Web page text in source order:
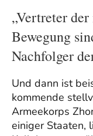
„Vertreter
Bewegung
Nachfolger
Und dann ist
kommende
Armeekorps
einiger Staaten,